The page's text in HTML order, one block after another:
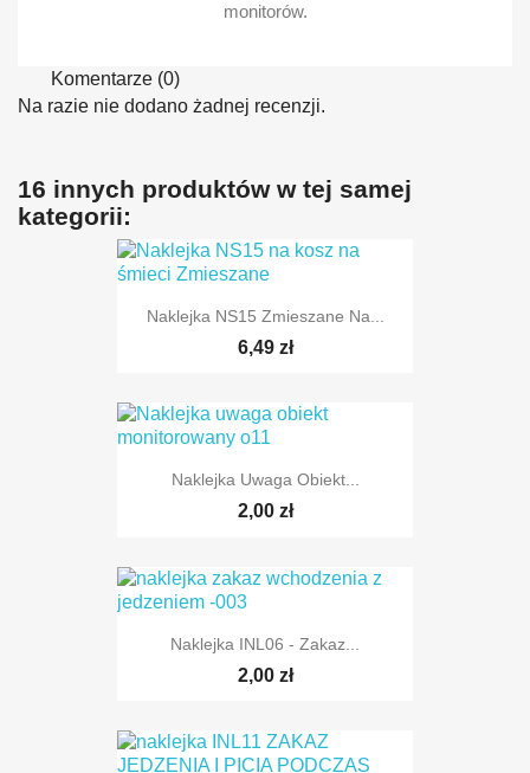
monitorów.
Komentarze (0)
Na razie nie dodano żadnej recenzji.
16 innych produktów w tej samej
kategorii:
Naklejka NS15 Zmieszane Na...
6,49 zł
TYLKO ONLINE
Naklejka Uwaga Obiekt...
2,00 zł
Naklejka INL06 - Zakaz...
2,00 zł